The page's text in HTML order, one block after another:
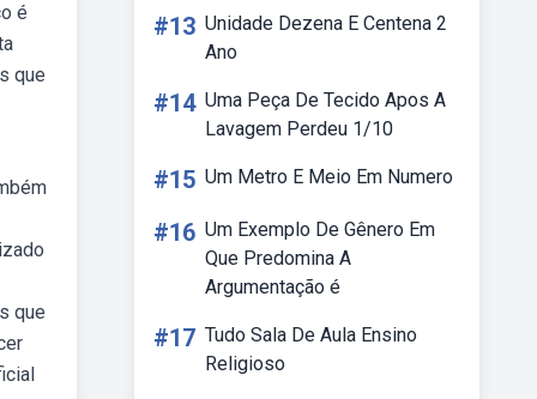
é
que
que
#13 Unidade Dezena E Centena 2
Ano
#14 Uma Peça De Tecido Apos A
Lavagem Perdeu 1/10
#15 Um Metro E Meio Em Numero
#16 Um Exemplo De Gênero Em
Que Predomina A
Argumentação é
#17 Tudo Sala De Aula Ensino
Religioso